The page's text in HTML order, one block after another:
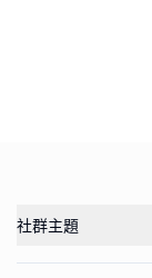
社群主題